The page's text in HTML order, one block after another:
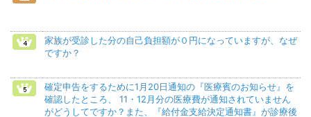
家族が受診した分の自己負担額が０円になっていますが、なぜ
ですか？
確定申告をするために1月20日通知の『医療賓のお知らせ』を
確認したところ、 11・12月分の医療費が通知されていません
がどうしてですか？また、『給付金支給決定通知書』が診療後